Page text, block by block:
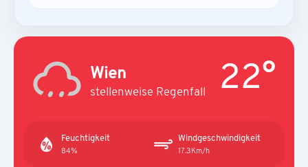
Wien
stellenweise Regenfall 22°
Feuchtigkeit
84%
Windgeschwindigkeit
17.3Km/h